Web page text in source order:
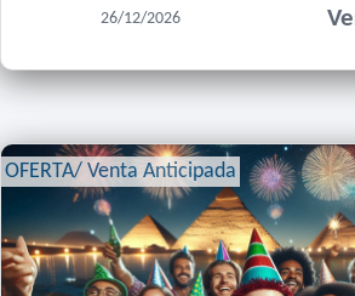
26/12/2026
OFERTA/ Venta Anticipada